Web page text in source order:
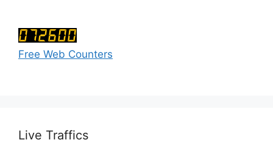
Free Web Counters
Live Traffics